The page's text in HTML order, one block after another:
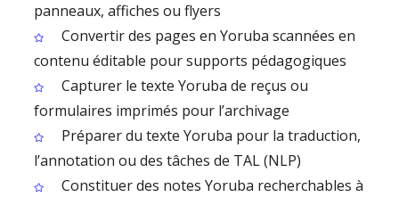
panneaux, affiches ou flyers
Convertir des pages en Yoruba scannées en
contenu éditable pour supports pédagogiques
Capturer le texte Yoruba de reçus ou
formulaires imprimés pour l’archivage
Préparer du texte Yoruba pour la traduction,
l’annotation ou des tâches de TAL (NLP)
Constituer des notes Yoruba recherchables à